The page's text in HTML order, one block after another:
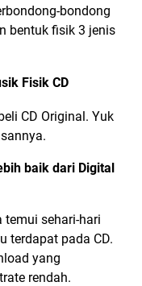
bondong
bentuk fisik 3 jenis
Fisik CD
CD Original. Yuk
baik dari Digital
sehari-hari
terdapat pada CD.
yang
rendah.